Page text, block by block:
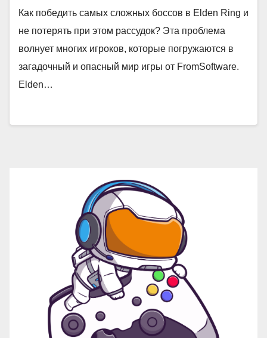
Как победить самых сложных боссов в Elden Ring и
не потерять при этом рассудок? Эта проблема
волнует многих игроков, которые погружаются в
загадочный и опасный мир игры от FromSoftware.
Elden…